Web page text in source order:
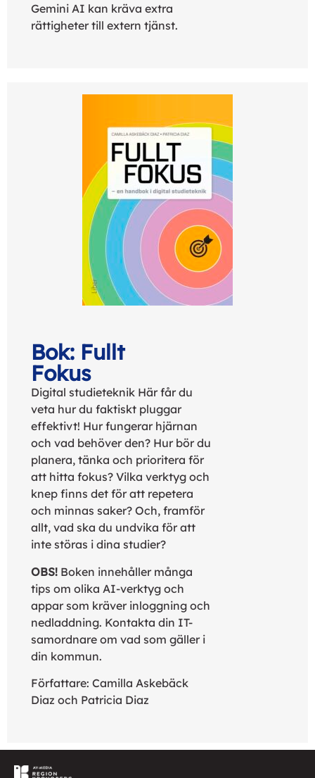
Gemini AI kan kräva extra
rättigheter till extern tjänst.
Bok: Fullt
Fokus
Digital studieteknik Här får du
veta hur du faktiskt pluggar
effektivt! Hur fungerar hjärnan
och vad behöver den? Hur bör du
planera, tänka och prioritera för
att hitta fokus? Vilka verktyg och
knep finns det för att repetera
och minnas saker? Och, framför
allt, vad ska du undvika för att
inte störas i dina studier?
OBS! Boken innehåller många
tips om olika AI-verktyg och
appar som kräver inloggning och
nedladdning. Kontakta din IT-
samordnare om vad som gäller i
din kommun.
Författare: Camilla Askebäck
Diaz och Patricia Diaz